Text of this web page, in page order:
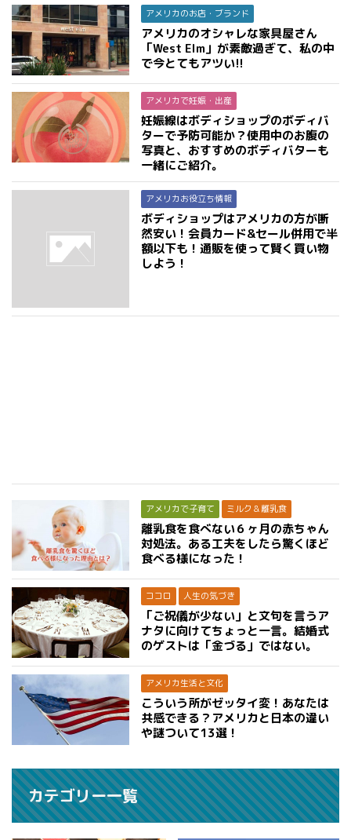
アメリカのお店・ブランド
アメリカのオシャレな家具屋さん
「West Elm」が素敵過ぎて、私の中
で今とてもアツい!!
アメリカで妊娠・出産
妊娠線はボディショップのボディバ
ターで予防可能か？使用中のお腹の
写真と、おすすめのボディバターも
一緒にご紹介。
アメリカお役立ち情報
ボディショップはアメリカの方が断
然安い！会員カード&セール併用で半
額以下も！通販を使って賢く買い物
しよう！
アメリカで子育て ミルク＆離乳食
離乳食を食べない６ヶ月の赤ちゃん
対処法。ある工夫をしたら驚くほど
食べる様になった！
ココロ 人生の気づき
「ご祝儀が少ない」と文句を言うア
ナタに向けてちょっと一言。結婚式
のゲストは「金づる」ではない。
アメリカ生活と文化
こういう所がゼッタイ変！あなたは
共感できる？アメリカと日本の違い
や謎ついて13選！
カテゴリー一覧